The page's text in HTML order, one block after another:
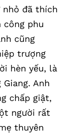
nhỏ đã thích
công phu
cũng
trượng
hèn yếu, là
Anh
chấp giật,
người rất
thuyên